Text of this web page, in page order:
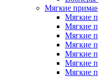
Мягкие
Мягкие
Мягкие
Мягкие
Мягкие
Мягкие
Мягкие
Мягкие